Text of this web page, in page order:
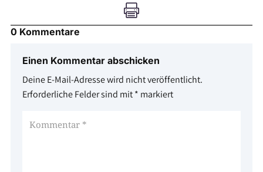

0 Kommentare
Einen Kommentar abschicken
Deine E-Mail-Adresse wird nicht veröffentlicht.
Erforderliche Felder sind mit* markiert